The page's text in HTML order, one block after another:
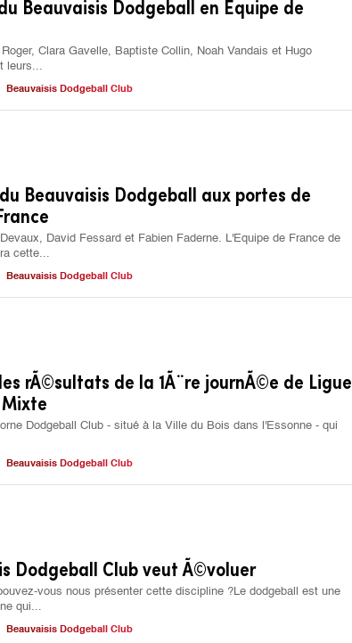
Beauvaisis Dodgeball en Equipe de
Roger, Clara Gavelle, Baptiste Collin, Noah Vandais et Hugo
leurs...
Beauvaisis Dodgeball Club
Beauvaisis Dodgeball aux portes de
David Fessard et Fabien Faderne. L'Equipe de France de
cette...
Beauvaisis Dodgeball Club
rÃ©sultats de la 1Ã¨re journÃ©e de Ligue
Dodgeball Club - situé à la Ville du Bois dans l'Essonne - qui
Beauvaisis Dodgeball Club
Dodgeball Club veut Ã©voluer
vous nous présenter cette discipline ?Le dodgeball est une
qui...
Beauvaisis Dodgeball Club